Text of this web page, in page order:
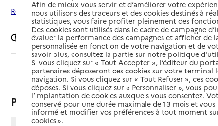
Rechercher les établissements autour de Falleron
Signaler une erreur
Sommaire
Présentation
Afin de mieux vous servir et d’améliorer votre
nous utilisons des traceurs et des cookies destinés à
statistiques, vous faire profiter pleinement des
Des cookies sont utilisés dans le cadre de campagne
évaluer la performance des campagnes et afficher de
personnalisée en fonction de votre navigation et de
savoir plus, consultez la partie sur notre politique
Si vous cliquez sur « Tout Accepter », l’éditeur du
partenaires déposeront ces cookies sur votre terminal
navigation. Si vous cliquez sur « Tout Refuser », ces
déposés. Si vous cliquez sur « Personnaliser », vous
l’implantation de cookies auxquels vous consentez.
conservé pour une durée maximale de 13 mois et
informé et modifier vos préférences à tout moment
cookies ».